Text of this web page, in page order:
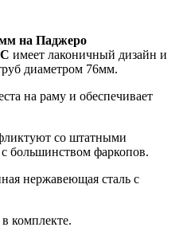
на Паджеро
имеет лаконичный дизайн и
диаметром 76мм.
на раму и обеспечивает
со штатными
большинством фаркопов.
нержавеющая сталь с
комплекте.